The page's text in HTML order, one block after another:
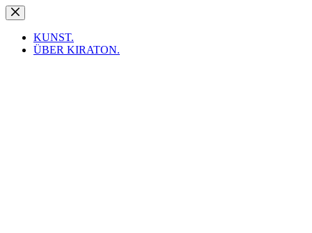
Zum
Inhalt
springenKUNST.
ÜBER KIRATON.